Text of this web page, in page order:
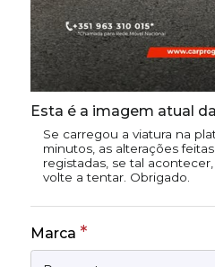
Esta é a imagem atual
Se carregou a viatura na
minutos, as alterações
registadas, se tal
volte a tentar. Obrigado.
Marca *